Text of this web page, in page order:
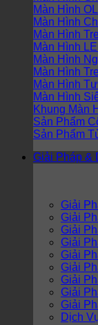
Màn Hình
Màn Hình
Màn Hình
Màn Hình
Màn Hình
Màn Hình
Màn Hình
Màn Hình
Khung Màn
Sản Phẩm
Sản Phẩm
Giải Pháp &
Giải
Giải
Giải
Giải
Giải
Giải
Giải
Giải
Giải
Dịch